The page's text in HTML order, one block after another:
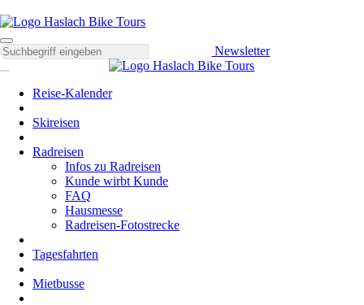
Newsletter
Reise-Kalender
Skireisen
Radreisen
Infos zu Radreisen
Kunde wirbt Kunde
FAQ
Hausmesse
Radreisen-Fotostrecke
Tagesfahrten
Mietbusse